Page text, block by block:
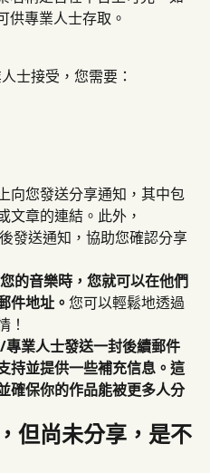
供專業人士存取。
士接受，您需要：
向您發送分享通知，其中包
文章的連結。此外，
發送通知，協助您確認分享
的音樂時，您就可以在他們
件地址。 您可以輕鬆地透過
！
業人士發送一封後續郵件
持並提供一些補充信息。這
確保你的作品能被更多人分
但尚未分享，是不